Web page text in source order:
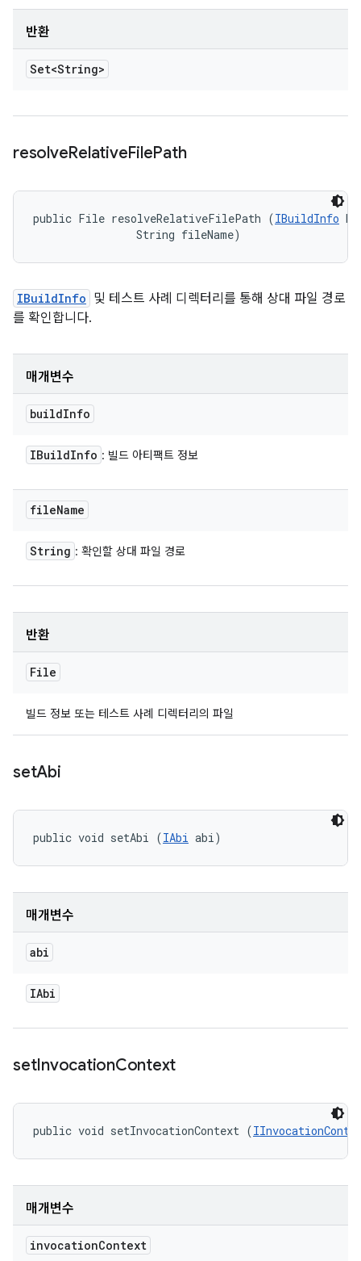
반환
Set<String>
resolveRelativeFilePath
public File resolveRelativeFilePath (IBuildInfo
                String fileName)
IBuildInfo 및 테스트 사례 디렉터리를 통해 상대 파일 경로
를 확인합니다.
매개변수
buildInfo
IBuildInfo : 빌드 아티팩트 정보
fileName
String : 확인할 상대 파일 경로
반환
File
빌드 정보 또는 테스트 사례 디렉터리의 파일
setAbi
public void setAbi (IAbi abi)
매개변수
abi
IAbi
setInvocationContext
public void setInvocationContext (
매개변수
invocationContext